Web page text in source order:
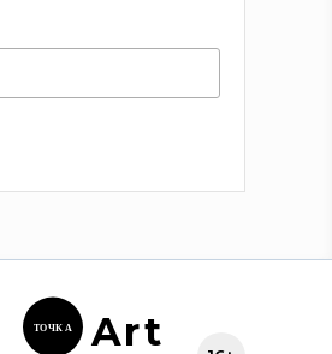
ТОЧК А Art